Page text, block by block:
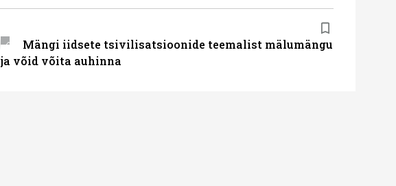
Mängi iidsete tsivilisatsioonide teemalist mälumängu
ja võid võita auhinna